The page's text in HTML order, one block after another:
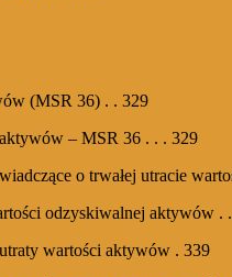
(MSR 36) . . 329
– MSR 36 . . . 329
o trwałej utracie
odzyskiwalnej aktywów .
wartości aktywów . 339